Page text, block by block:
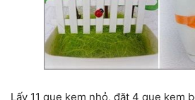
Lấy 11 que kem nhỏ, đặt 4 que kem